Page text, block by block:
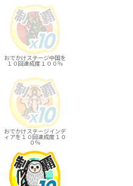
おでかけステージ中国を
１０回達成度１００％
おでかけステージインデ
ィアを１０回達成度１０
０％